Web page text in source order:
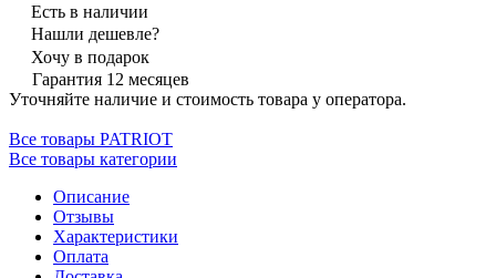
Есть в наличии
Нашли дешевле?
Хочу в подарок
Гарантия 12 месяцев
Уточняйте наличие и стоимость товара у оператора.
Все товары PATRIOT
Все товары категории
Описание
Отзывы
Характеристики
Оплата